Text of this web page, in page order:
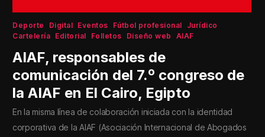
Deporte Digital Eventos Fútbol profesional
Jurídico
Cartelería Editorial Folletos Diseño web AIAF
AIAF, responsables de
comunicación del 7.º congreso de
la AIAF en El Cairo, Egipto
En la misma línea de colaboración iniciada con la identidad
corporativa de la AIAF (Asociación Internacional de Abogados